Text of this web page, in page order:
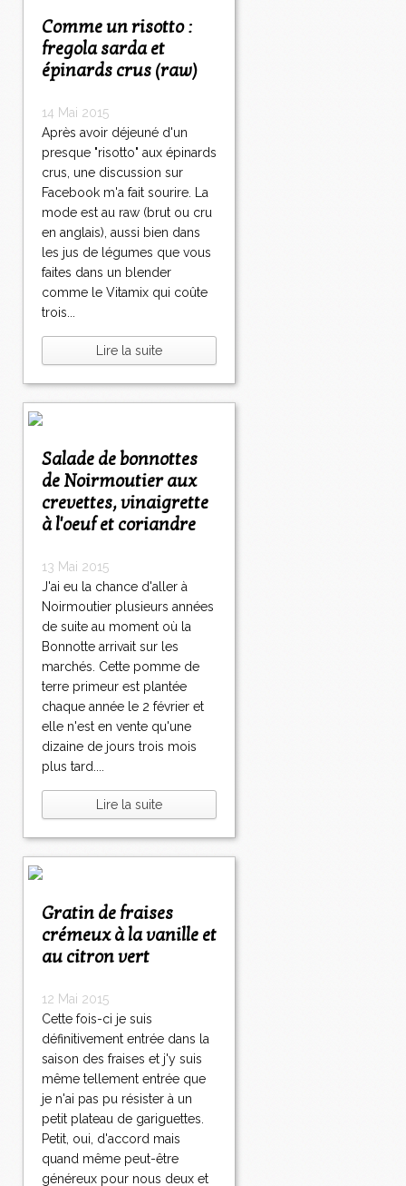
Comme un risotto :
fregola sarda et
épinards crus (raw)
14 Mai 2015
Après avoir déjeuné d'un
presque "risotto" aux épinards
crus, une discussion sur
Facebook m'a fait sourire. La
mode est au raw (brut ou cru
en anglais), aussi bien dans
les jus de légumes que vous
faites dans un blender
comme le Vitamix qui coûte
trois...
Lire la suite
Salade de bonnottes
de Noirmoutier aux
crevettes, vinaigrette
à l'oeuf et coriandre
13 Mai 2015
J'ai eu la chance d'aller à
Noirmoutier plusieurs années
de suite au moment où la
Bonnotte arrivait sur les
marchés. Cette pomme de
terre primeur est plantée
chaque année le 2 février et
elle n'est en vente qu'une
dizaine de jours trois mois
plus tard....
Lire la suite
Gratin de fraises
crémeux à la vanille et
au citron vert
12 Mai 2015
Cette fois-ci je suis
définitivement entrée dans la
saison des fraises et j'y suis
même tellement entrée que
je n'ai pas pu résister à un
petit plateau de gariguettes.
Petit, oui, d'accord mais
quand même peut-être
généreux pour nous deux et